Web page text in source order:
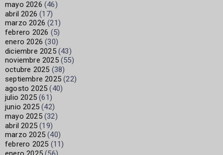
mayo 2026 (46)
abril 2026 (17)
marzo 2026 (21)
febrero 2026 (5)
enero 2026 (30)
diciembre 2025(43)
noviembre 2025(55)
octubre 2025 (38)
septiembre 2025 (22)
agosto 2025 (40)
julio 2025 (61)
junio 2025 (42)
mayo 2025(32)
abril 2025 (19)
marzo 2025 (40)
febrero 2025 (11)